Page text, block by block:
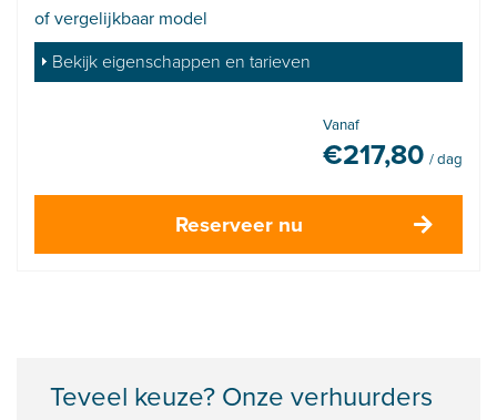
of vergelijkbaar model
Bekijk eigenschappen en tarieven
Vanaf
€217,80 / dag
Reserveer nu
Teveel keuze? Onze verhuurders